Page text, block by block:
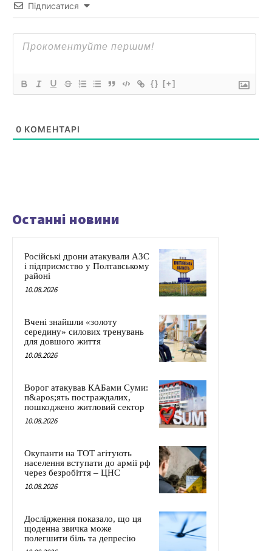
Підписатися
{} [+]
0 КОМЕНТАРІ
Останні новини
Російські дрони атакували АЗС
і підприємство у Полтавському
районі
10.08.2026
Вчені знайшли «золоту
середину» силових тренувань
для довшого життя
10.08.2026
Ворог атакував КАБами Суми:
п&apos;ять постраждалих,
пошкоджено житловий сектор
10.08.2026
Окупанти на ТОТ агітують
населення вступати до армії рф
через безробіття – ЦНС
10.08.2026
Дослідження показало, що ця
щоденна звичка може
полегшити біль та депресію